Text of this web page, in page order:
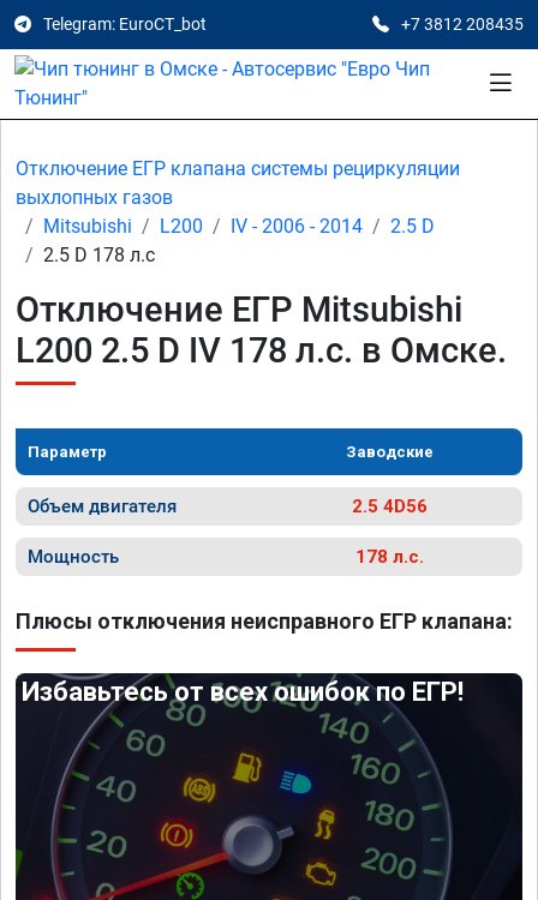
Telegram: EuroCT_bot +7 3812 208435
Отключение ЕГР клапана системы рециркуляции
выхлопных газов
Mitsubishi
L200 IV - 2006 - 2014
2.5 D
2.5 D 178 л.с
Отключение ЕГР Mitsubishi
L200 2.5 D IV 178 л.с. в Омске.
Параметр Заводские
Объем двигателя 2.5 4D56
Мощность 178 л.с.
Плюсы отключения неисправного ЕГР клапана:
Избавьтесь от всех ошибок по ЕГР!